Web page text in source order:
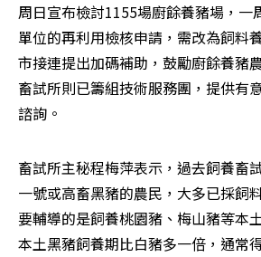
周日宣布檢討1155場廚餘養豬場，一
單位的再利用檢核申請，需改為飼料
市接連提出加碼補助，鼓勵廚餘養豬
畜試所則已籌組技術服務團，提供有
諮詢。
畜試所主秘程梅萍表示，過去飼養畜
一號或高畜黑豬的農民，大多已採飼
要輔導的是飼養桃園豬、梅山豬等本
本土黑豬飼養期比白豬多一倍，通常